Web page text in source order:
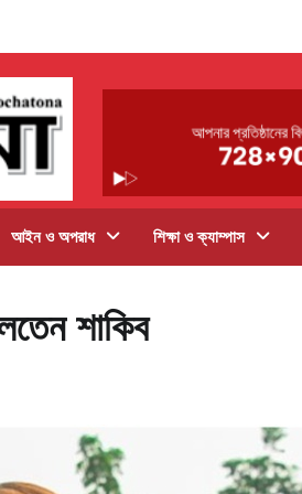
আইন ও অপরাধ শিক্ষা ও ক্যাম্পাস
শাকিব